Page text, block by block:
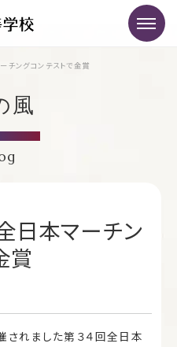
チングコンテストで金賞
風
日本マーチン
賞
されました第３４回全日本